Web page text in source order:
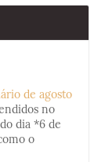
de agosto
no
dia *6 de
o